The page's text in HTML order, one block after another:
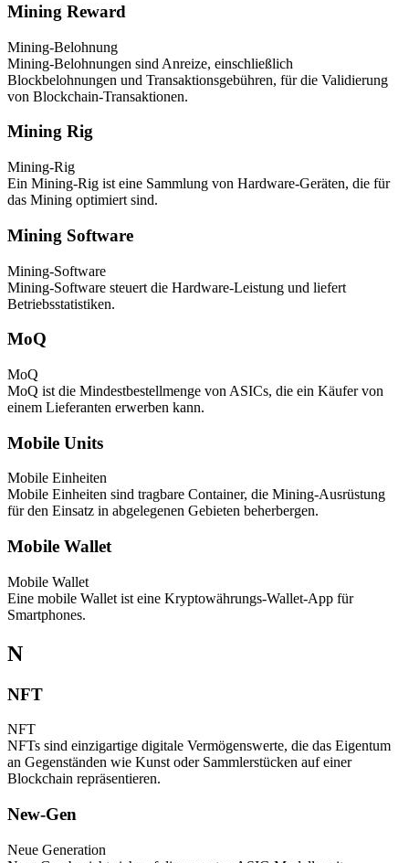
Mining Reward
Mining-Belohnung
Mining-Belohnungen sind Anreize, einschließlich
Blockbelohnungen und Transaktionsgebühren, für die Validierung
von Blockchain-Transaktionen.
Mining Rig
Mining-Rig
Ein Mining-Rig ist eine Sammlung von Hardware-Geräten, die für
das Mining optimiert sind.
Mining Software
Mining-Software
Mining-Software steuert die Hardware-Leistung und liefert
Betriebsstatistiken.
MoQ
MoQ
MoQ ist die Mindestbestellmenge von ASICs, die ein Käufer von
einem Lieferanten erwerben kann.
Mobile Units
Mobile Einheiten
Mobile Einheiten sind tragbare Container, die Mining-Ausrüstung
für den Einsatz in abgelegenen Gebieten beherbergen.
Mobile Wallet
Mobile Wallet
Eine mobile Wallet ist eine Kryptowährungs-Wallet-App für
Smartphones.
N
NFT
NFT
NFTs sind einzigartige digitale Vermögenswerte, die das Eigentum
an Gegenständen wie Kunst oder Sammlerstücken auf einer
Blockchain repräsentieren.
New-Gen
Neue Generation